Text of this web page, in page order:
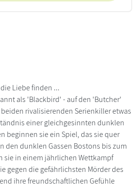
Liebe finden ...
als 'Blackbird' - auf den 'Butcher'
rivalisierenden Serienkiller etwas
einer gleichgesinnten dunklen
beginnen sie ein Spiel, das sie quer
den dunklen Gassen Bostons bis zum
sie in einem jährlichen Wettkampf
gegen die gefährlichsten Mörder des
ihre freundschaftlichen Gefühle